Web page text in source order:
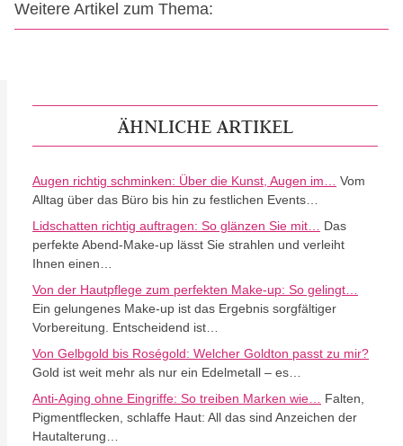
Weitere Artikel zum Thema:
ÄHNLICHE ARTIKEL
Augen richtig schminken: Über die Kunst, Augen im…
Vom
Alltag über das Büro bis hin zu festlichen Events…
Lidschatten richtig auftragen: So glänzen Sie mit…
Das
perfekte Abend-Make-up lässt Sie strahlen und verleiht
Ihnen einen…
Von der Hautpflege zum perfekten Make-up: So gelingt…
Ein gelungenes Make-up ist das Ergebnis sorgfältiger
Vorbereitung. Entscheidend ist…
Von Gelbgold bis Roségold: Welcher Goldton passt zu mir?
Gold ist weit mehr als nur ein Edelmetall – es…
Anti-Aging ohne Eingriffe: So treiben Marken wie…
Falten,
Pigmentflecken, schlaffe Haut: All das sind Anzeichen der
Hautalterung…